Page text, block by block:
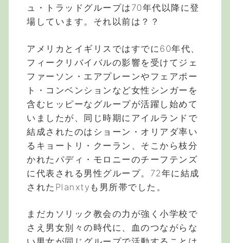
ュ・トラッドグループは70年代以降に登
場しています。それ以前は？？
アメリカとイギリスではすでに60年代、
フィークリバイバルの影響を受けてジェ
ファーソン・エアプレーンやフェアポー
ト・コンベンションなど女性シンガーを
含むヒッピーなグループが活躍し始めて
いましたが、同じ時期にアイルランドで
結成されたのはショーン・オリアダ率い
るキョートリ・クーラン、そこから枝分
かれたパディ・モロニーのチーフテンズ
に代表される男性グループ。72年に結成
されたPlanxtyも男所帯でした。
まだカソリック教会の力が強く小学校で
さえ男女別々の時代に、血のつながらな